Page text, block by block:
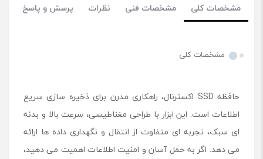
ک
ا
پ
س
ر
مشخصات کلی مشخصات فنی نظرات پرسش و پاسخ
مشخصات کلی
حافظه SSD اکسترنال، راهکاری مدرن برای ذخیره سازی سریع
اطلاعات است. این ابزار با طراحی مغناطیسی، سرعت بالا و بدنه
ای سبک، تجربه ای متفاوت از انتقال و نگهداری داده ها ارائه
می دهد. اگر به حمل آسان و امنیت اطلاعات اهمیت می دهید،